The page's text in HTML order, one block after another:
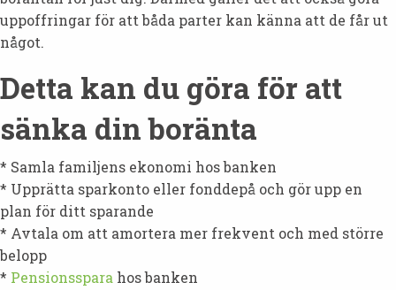
uppoffringar för att båda parter kan känna att de får ut
något.
Detta kan du göra för att
sänka din boränta
* Samla familjens ekonomi hos banken
* Upprätta sparkonto eller fonddepå och gör upp en
plan för ditt sparande
* Avtala om att amortera mer frekvent och med större
belopp
* Pensionsspara hos banken